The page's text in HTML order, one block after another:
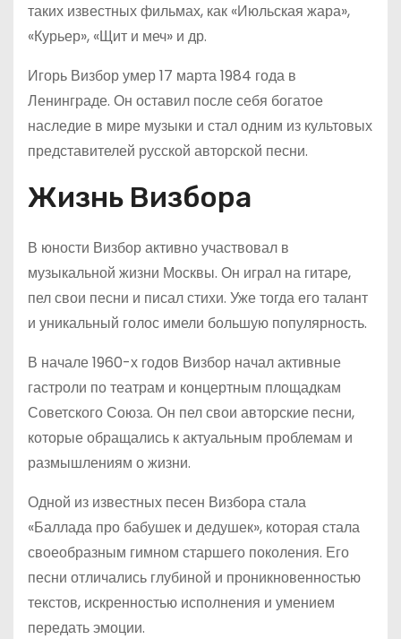
таких известных фильмах, как «Июльская жара»,
«Курьер», «Щит и меч» и др.
Игорь Визбор умер 17 марта 1984 года в
Ленинграде. Он оставил после себя богатое
наследие в мире музыки и стал одним из культовых
представителей русской авторской песни.
Жизнь Визбора
В юности Визбор активно участвовал в
музыкальной жизни Москвы. Он играл на гитаре,
пел свои песни и писал стихи. Уже тогда его талант
и уникальный голос имели большую популярность.
В начале 1960-х годов Визбор начал активные
гастроли по театрам и концертным площадкам
Советского Союза. Он пел свои авторские песни,
которые обращались к актуальным проблемам и
размышлениям о жизни.
Одной из известных песен Визбора стала
«Баллада про бабушек и дедушек», которая стала
своеобразным гимном старшего поколения. Его
песни отличались глубиной и проникновенностью
текстов, искренностью исполнения и умением
передать эмоции.